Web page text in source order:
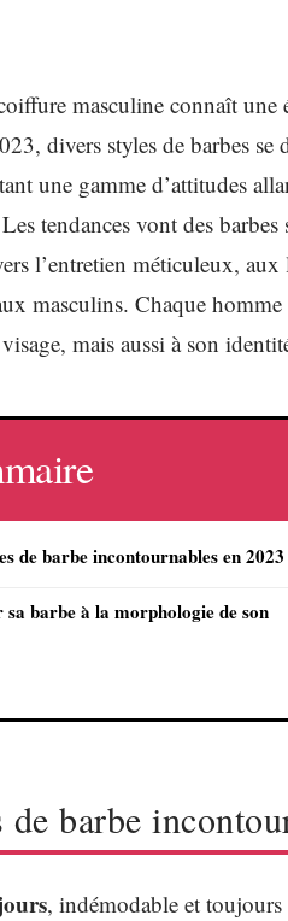
masculine connaît
divers styles de barbes se
une gamme d’attitudes
tendances vont des
l’entretien méticuleux,
masculins. Chaque
mais aussi à son
de barbe incontournables en 2023
barbe à la morphologie de son
de barbe
, indémodable et toujours